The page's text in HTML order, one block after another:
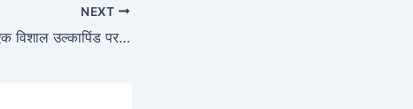
NEXT
नासा करने वाला है एक विशाल उल्कापिंड पर स्पेस क्राफ्ट से हमला| NASA to destroy asteroid